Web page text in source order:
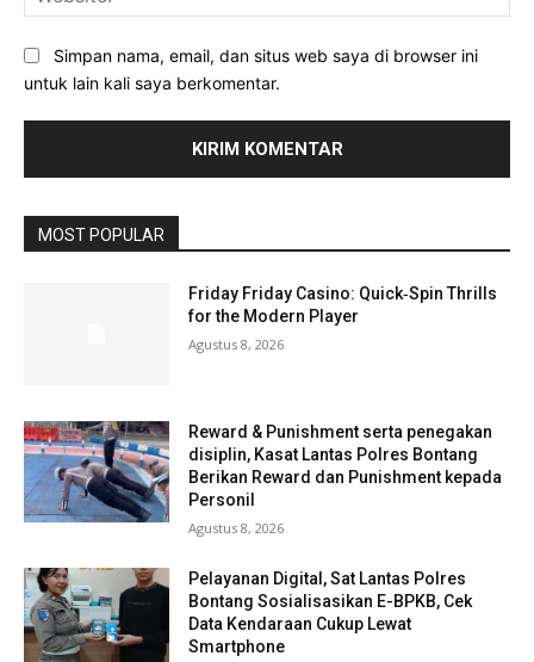
Simpan nama, email, dan situs web saya di browser ini
untuk lain kali saya berkomentar.
MOST POPULAR
Friday Friday Casino: Quick‑Spin Thrills
for the Modern Player
Agustus 8, 2026
Reward & Punishment serta penegakan
disiplin, Kasat Lantas Polres Bontang
Berikan Reward dan Punishment kepada
Personil
Agustus 8, 2026
Pelayanan Digital, Sat Lantas Polres
Bontang Sosialisasikan E-BPKB, Cek
Data Kendaraan Cukup Lewat
Smartphone